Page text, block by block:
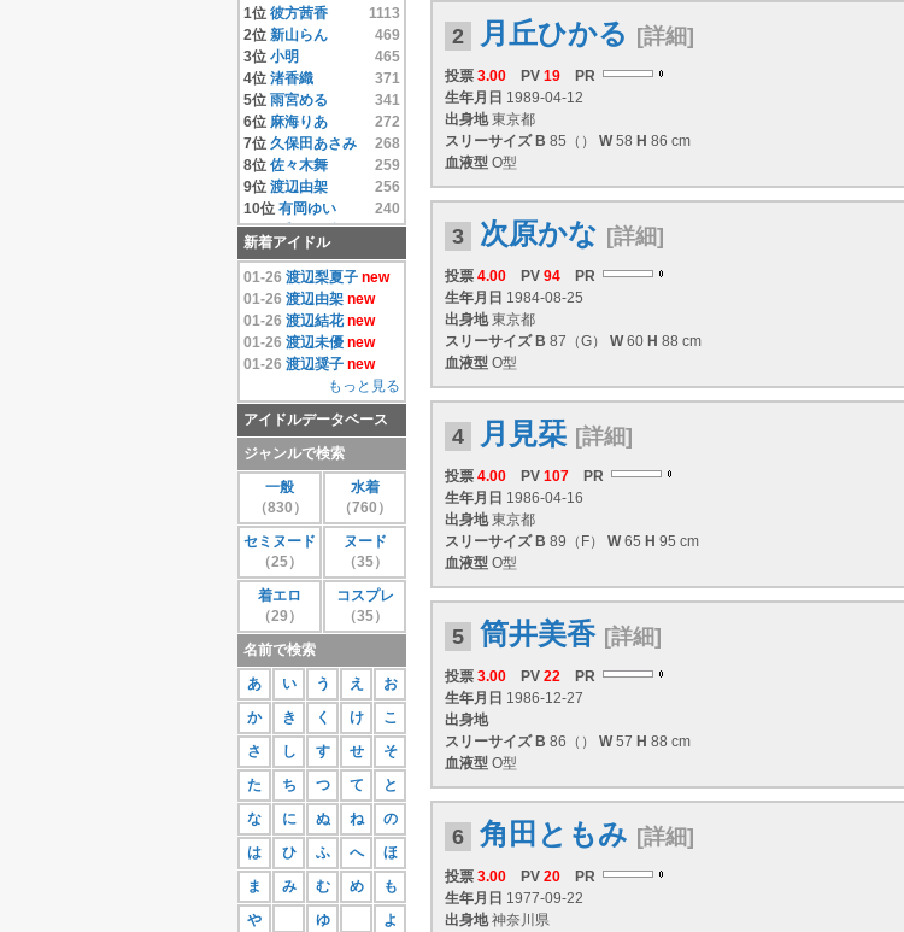
13位彼方茜香
4.40
14位相澤仁美
4.33
15位相沢まき
4.33
16位逢沢りな
4.33
17位相原みぃ
4.33
18位相原美咲
4.33
19位秋元結衣
4.33
20位雨宮める
4.33
21位有岡ゆい
4.33
22位 安藤遥
4.33
23位いいむれまさき
24位生田善子
4.33
25位入矢麻衣
4.33
26位鵜飼りえ
4.33
27位蛯原天
4.33
28位和葉みれい
4.33
栗原みさ
4.33
30位末永みゆ
4.33
もっと見る
1位 彼方茜香
1113
2位 新山らん
469
3位 小明
465
4位 渚香織
371
5位 雨宮める
341
6位 麻海りあ
272
7位 久保田あさみ
268
8位 佐々木舞
259
9位 渡辺由架
256
10位 有岡ゆい
240
11位千原こずえ
237
12位 尾崎ナナ
13位片瀬桃
220
14位水樹たま
214
15位遠藤あやの
208
16位麻倉みな
171
17位上原真央
155
島本里沙
152
19位團遥香
147
20位安西かな
131
21位 芦田実沙寿
22位鮎川穂乃果
126
23位手束真知子
124
24位伊達あい
123
25位大崎由希
115
26位鈴木あきえ
115
27位蒼井さや
111
28位紗那
109
29位相原美咲
107
30位桜庭あつこ
もっと見る
新着アイドル
01-26 渡辺梨夏子 new
01-26 渡辺由架 new
01-26 渡辺結花 new
01-26 渡辺未優 new
01-26 渡辺奨子 new
もっと見る
アイドルデータベース
ジャンルで検索
一般
（830）
水着
（760）
セミヌード
（25）
ヌード
（35）
着エロ
（29）
コスプレ
（35）
名前で検索
あ
い う え
お
か
き く け
こ
さ
し す せ
そ
た
ち つ て
と
な
に ぬ ね
の
は
ひ ふ へ
ほ
ま
み む め
も
や
ゆ
よ
2 月丘ひかる [詳細]
投票 3.00 PV 19
PR
生年月日 1989-04-12
出身地東京都
スリーサイズ B 85（） W58 H 86 cm
血液型 O型
3 次原かな [詳細]
投票 4.00 PV 94
PR
生年月日 1984-08-25
出身地東京都
スリーサイズ B 87（G） W60 H 88 cm
血液型 O型
4 月見栞 [詳細]
投票 4.00 PV 107
PR
生年月日 1986-04-16
出身地東京都
スリーサイズ B 89（F） W65 H 95 cm
血液型 O型
5 筒井美香 [詳細]
投票 3.00 PV 22
PR
生年月日 1986-12-27
出身地
スリーサイズ B 86（） W57 H 88 cm
血液型 O型
6 角田ともみ [詳細]
投票 3.00 PV 20
PR
生年月日 1977-09-22
出身地神奈川県